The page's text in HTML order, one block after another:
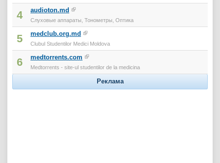
4 audioton.md
Слуховые аппараты, Тонометры, Оптика
5 medclub.org.md
Clubul Studentilor Medici Moldova
6 medtorrents.com
Medtorrents - site-ul studentilor de la medicina
Реклама